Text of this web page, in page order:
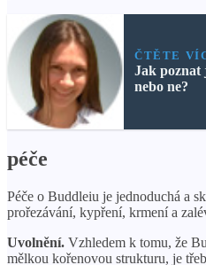
ČTĚTE
Jak poznat
nebo ne?
péče
Péče o Buddleiu je jednoduchá a
prořezávání, kypření, krmení a
Uvolnění. Vzhledem k tomu, že
mělkou kořenovou strukturu, je